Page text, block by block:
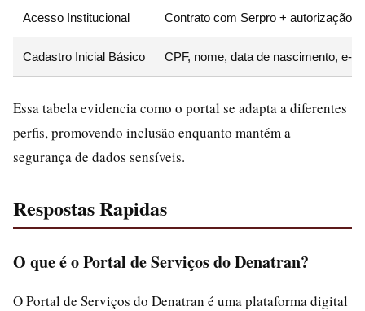
Acesso Institucional Contrato com Serpro + autorização
Cadastro Inicial Básico CPF, nome, data de nascimento, e-
Essa tabela evidencia como o portal se adapta a diferentes
perfis, promovendo inclusão enquanto mantém a
segurança de dados sensíveis.
Respostas Rapidas
O que é o Portal de Serviços do Denatran?
O Portal de Serviços do Denatran é uma plataforma digital